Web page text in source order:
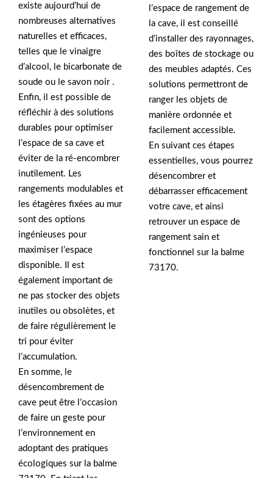
existe aujourd’hui de
nombreuses alternatives
naturelles et efficaces,
telles que le vinaigre
d’alcool, le bicarbonate de
soude ou le savon noir .
Enfin, il est possible de
réfléchir à des solutions
durables pour optimiser
l’espace de sa cave et
éviter de la ré-encombrer
inutilement. Les
rangements modulables et
les étagères fixées au mur
sont des options
ingénieuses pour
maximiser l’espace
disponible. Il est
également important de
ne pas stocker des objets
inutiles ou obsolètes, et
de faire régulièrement le
tri pour éviter
l’accumulation.
En somme, le
désencombrement de
cave peut être l’occasion
de faire un geste pour
l’environnement en
adoptant des pratiques
écologiques sur la balme
l’espace de rangement de
la cave, il est conseillé
d’installer des rayonnages,
des boîtes de stockage ou
des meubles adaptés. Ces
solutions permettront de
ranger les objets de
manière ordonnée et
facilement accessible.
En suivant ces étapes
essentielles, vous pourrez
désencombrer et
débarrasser efficacement
votre cave, et ainsi
retrouver un espace de
rangement sain et
fonctionnel sur la balme
73170.